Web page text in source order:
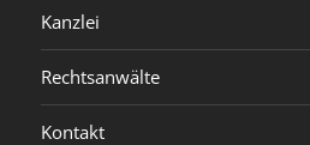
Kanzlei
Rechtsanwälte
Kontakt